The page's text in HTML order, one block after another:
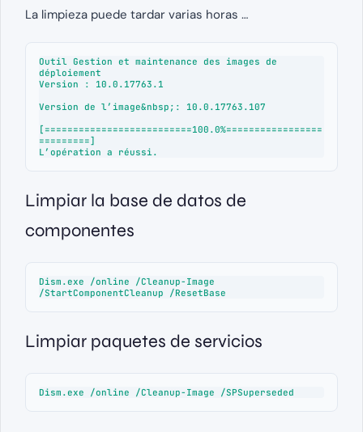
La limpieza puede tardar varias horas …
Outil Gestion et maintenance des images de
déploiement
Version : 10.0.17763.1
Version de l’image&nbsp;: 10.0.17763.107
[==========================100.0%=================
=========]
L’opération a réussi.
Limpiar la base de datos de
componentes
Dism.exe /online /Cleanup-Image
/StartComponentCleanup /ResetBase
Limpiar paquetes de servicios
Dism.exe /online /Cleanup-Image /SPSuperseded